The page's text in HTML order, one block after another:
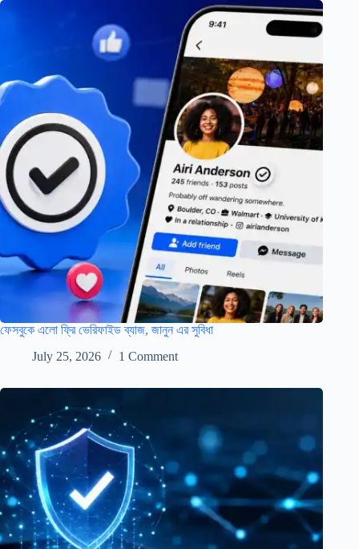
ফেসবুকে এলো ফ্রি ভেরিফাইড ব্যাজ, জানুন এর সুবিধা
July 25, 2026
1 Comment